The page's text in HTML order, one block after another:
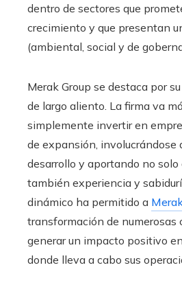
dentro de sectores que
crecimiento y que presentan
(ambiental, social y de
Merak Group se destaca por
de largo aliento. La firma va
simplemente invertir en
de expansión, involucrándose
desarrollo y aportando no
también experiencia y
dinámico ha permitido a
transformación de numerosas
generar un impacto positivo
donde lleva a cabo sus